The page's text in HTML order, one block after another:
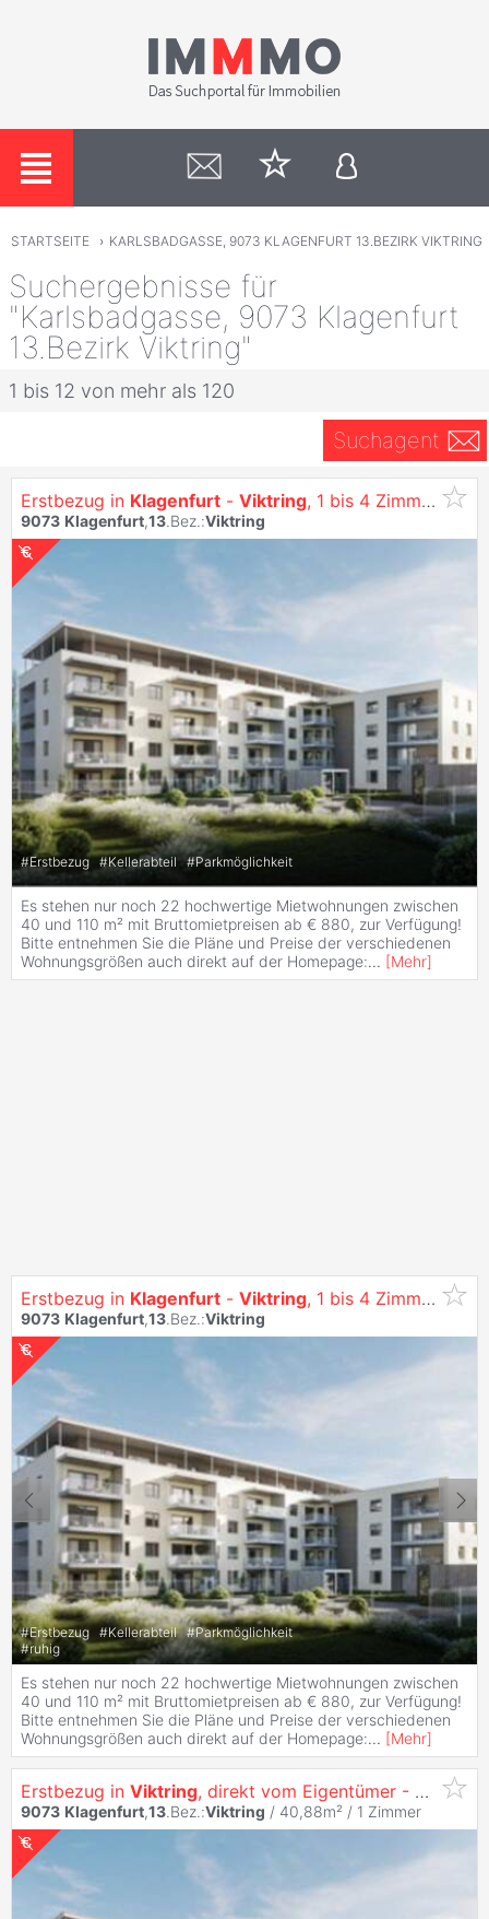
STARTSEITE › KARLSBADGASSE, 9073 KLAGENFURT 13.BEZIRK VIKTRING
Suchergebnisse für
"Karlsbadgasse, 9073 Klagenfurt
13.Bezirk Viktring"
1 bis 12 von mehr als 120
Suchagent
Erstbezug in Klagenfurt - Viktring, 1 bis 4 Zimmer Wohnungen - siehe: https://vitrino.at/
9073 Klagenfurt,13.Bez.:Viktring
#Erstbezug #Kellerabteil #Parkmöglichkeit
Es stehen nur noch 22 hochwertige Mietwohnungen zwischen
40 und 110 m² mit Bruttomietpreisen ab € 880, zur Verfügung!
Bitte entnehmen Sie die Pläne und Preise der verschiedenen
Wohnungsgrößen auch direkt auf der Homepage:... [Mehr]
Erstbezug in Klagenfurt - Viktring, 1 bis 4 Zimmer Wohnungen - Siehe: Https:/Vitrino.At/
9073 Klagenfurt,13.Bez.:Viktring
#Erstbezug #Kellerabteil #Parkmöglichkeit
#ruhig
Es stehen nur noch 22 hochwertige Mietwohnungen zwischen
40 und 110 m² mit Bruttomietpreisen ab € 880, zur Verfügung!
Bitte entnehmen Sie die Pläne und Preise der verschiedenen
Wohnungsgrößen auch direkt auf der Homepage:... [Mehr]
Erstbezug in Viktring, direkt vom Eigentümer - Singletraum - Garconniere mit Südterrasse und Küche
9073 Klagenfurt,13.Bez.:Viktring / 40,88m² / 1 Zimmer